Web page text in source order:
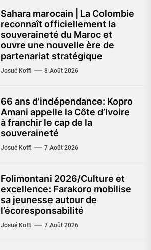
Sahara marocain | La Colombie
reconnaît officiellement la
souveraineté du Maroc et
ouvre une nouvelle ère de
partenariat stratégique
Josué Koffi 8 Août 2026
66 ans d’indépendance: Kopro
Amani appelle la Côte d’Ivoire
à franchir le cap de la
souveraineté
Josué Koffi 7 Août 2026
Folimontani 2026/Culture et
excellence: Farakoro mobilise
sa jeunesse autour de
l’écoresponsabilité
Josué Koffi 7 Août 2026